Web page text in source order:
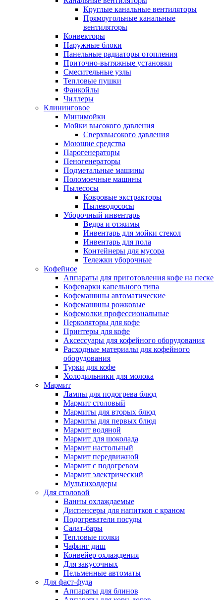
Круглые канальные вентиляторы
Прямоугольные канальные
вентиляторы
Конвекторы
Наружные блоки
Панельные радиаторы отопления
Приточно-вытяжные установки
Смесительные узлы
Тепловые пушки
Фанкойлы
Чиллеры
Клининговое
Минимойки
Мойки высокого давления
Сверхвысокого давления
Моющие средства
Парогенераторы
Пеногенераторы
Подметальные машины
Поломоечные машины
Пылесосы
Ковровые экстракторы
Пылеводососы
Уборочный инвентарь
Ведра и отжимы
Инвентарь для мойки стекол
Инвентарь для пола
Контейнеры для мусора
Тележки уборочные
Кофейное
Аппараты для приготовления кофе на песке
Кофеварки капельного типа
Кофемашины автоматические
Кофемашины рожковые
Кофемолки профессиональные
Перколяторы для кофе
Принтеры для кофе
Аксессуары для кофейного оборудования
Расходные материалы для кофейного
оборудования
Турки для кофе
Холодильники для молока
Мармит
Лампы для подогрева блюд
Мармит столовый
Мармиты для вторых блюд
Мармиты для первых блюд
Мармит водяной
Мармит для шоколада
Мармит настольный
Мармит передвижной
Мармит с подогревом
Мармит электрический
Мультихолдеры
Для столовой
Ванны охлаждаемые
Диспенсеры для напитков с краном
Подогреватели посуды
Салат-бары
Тепловые полки
Чафинг диш
Конвейер охлаждения
Для закусочных
Пельменные автоматы
Для фаст-фуда
Аппараты для блинов